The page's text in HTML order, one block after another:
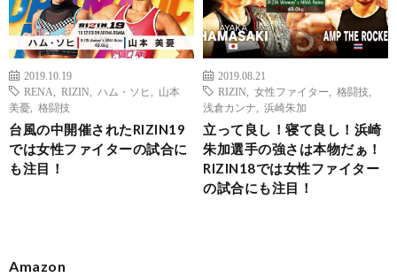
2019.10.19
RENA
RIZIN ハム・ソヒ
山本
美憂
格闘技
台風の中開催されたRIZIN19
では女性ファイターの試合に
も注目！
2019.08.21
RIZIN
女性ファイター 格闘技
浅倉カンナ
浜崎朱加
立って良し！寝て良し！浜崎
朱加選手の強さは本物だぁ！
RIZIN18では女性ファイター
の試合にも注目！
Amazon